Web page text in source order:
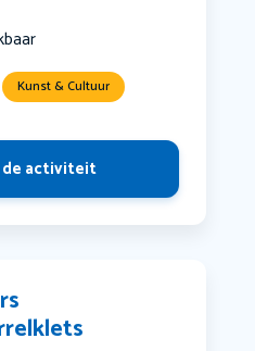
Kunst & Cultuur
de activiteit